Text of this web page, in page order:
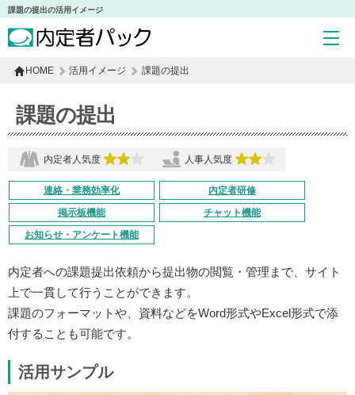
課題の提出の活用イメージ
HOME 活用イメージ 課題の提出
課題の提出
内定者人気度 人事人気度
連絡・業務効率化
内定者研修
掲示板機能
チャット機能
お知らせ・アンケート機能
内定者への課題提出依頼から提出物の閲覧・管理まで、サイト
上で一貫して行うことができます。
課題のフォーマットや、資料などをWord形式やExcel形式で添
付することも可能です。
活用サンプル